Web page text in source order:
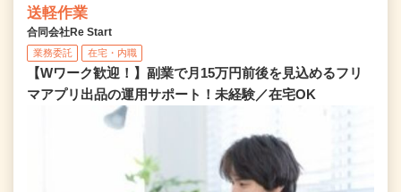
送軽作業
合同会社Re Start
業務委託 在宅・内職
【Wワーク歓迎！】副業で月15万円前後を見込めるフリ
マアプリ出品の運用サポート！未経験／在宅OK